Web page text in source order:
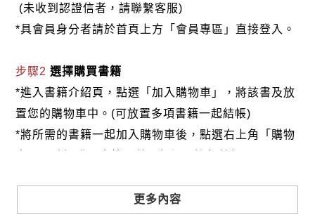
塗抹得昏昏慘慘、悲悲戚戚。
(未收到認證信者，請聯繫客服)
*具會員身分者請於首頁上方「會員專區」直接登入。
步驟2選擇購買書籍
*進入書籍介紹頁，點選「加入購物車」，將該書及放
置您的購物車中。(可放置多項書籍一起結帳)
*將所需的書籍一起加入購物車後，點選右上角「購物
更多內容